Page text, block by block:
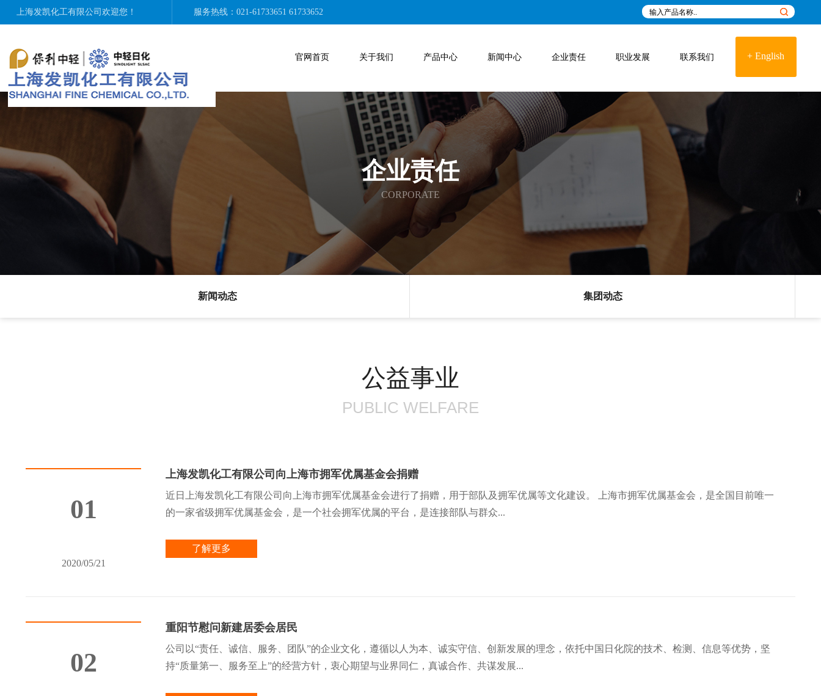
上海发凯化工有限公司 欢迎您！ 服务热线：021-61733651 61733652
+ English
官网首页 关于我们 产品中心 新闻中心 企业责任 职业发展 联系我们
企业责任
CORPORATE
新闻动态 集团动态
公益事业
PUBLIC WELFARE
01
2020/05/21
上海发凯化工有限公司向上海市拥军优属基金会捐赠
近日上海发凯化工有限公司向上海市拥军优属基金会进行了捐赠，用于部队及拥军优属等文化建设。 上海市拥军优属基金会，是全国目前唯一
的一家省级拥军优属基金会，是一个社会拥军优属的平台，是连接部队与群众...
了解更多
02
重阳节慰问新建居委会居民
公司以“责任、诚信、服务、团队”的企业文化，遵循以人为本、诚实守信、创新发展的理念，依托中国日化院的技术、检测、信息等优势，坚
持“质量第一、服务至上”的经营方针，衷心期望与业界同仁，真诚合作、共谋发展...